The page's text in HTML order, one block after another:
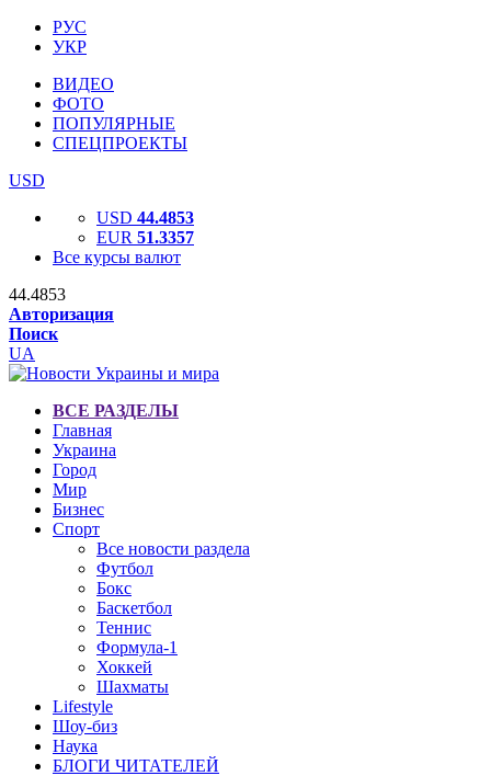
РУС
УКР
ВИДЕО
ФОТО
ПОПУЛЯРНЫЕ
СПЕЦПРОЕКТЫ
USD
USD 44.4853
EUR 51.3357
Все курсы валют
44.4853
Авторизация
Поиск
UA
ВСЕ РАЗДЕЛЫ
Главная
Украина
Город
Мир
Бизнес
Спорт
Все новости раздела
Футбол
Бокс
Баскетбол
Теннис
Формула-1
Хоккей
Шахматы
Lifestyle
Шоу-биз
Наука
БЛОГИ ЧИТАТЕЛЕЙ